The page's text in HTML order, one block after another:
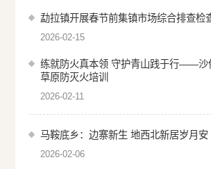
勐拉镇开展春节前集镇市场综合排查检
2026-02-15
练就防火真本领 守护青山践于行——沙
草原防灭火培训
2026-02-11
马鞍底乡：边寨新生 地西北新居岁月安
2026-02-06